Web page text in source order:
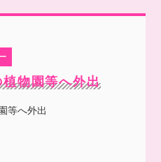
物園等へ外出